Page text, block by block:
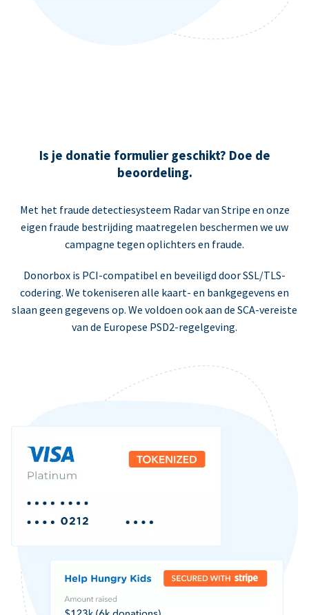
Is je donatie formulier geschikt? Doe de
beoordeling.
Met het fraude detectiesysteem Radar van Stripe en onze
eigen fraude bestrijding maatregelen beschermen we uw
campagne tegen oplichters en fraude.
Donorbox is PCI-compatibel en beveiligd door SSL/TLS-
codering. We tokeniseren alle kaart- en bankgegevens en
slaan geen gegevens op. We voldoen ook aan de SCA-vereiste
van de Europese PSD2-regelgeving.